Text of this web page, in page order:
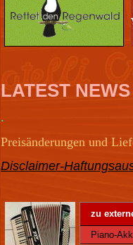
LATEST NEWS
.
Preisänderungen und
Disclaimer-
zu
Piano-